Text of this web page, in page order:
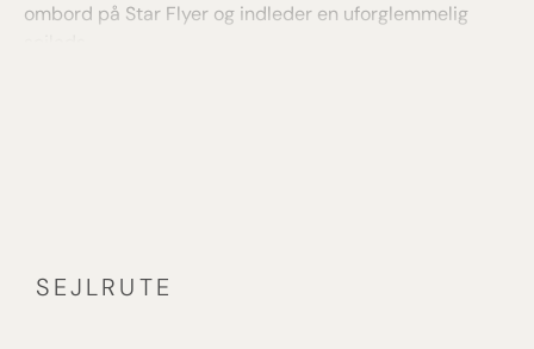
ombord på Star Flyer og indleder en uforglemmelig
traditionelle græske øliv.
SEJLRUTE